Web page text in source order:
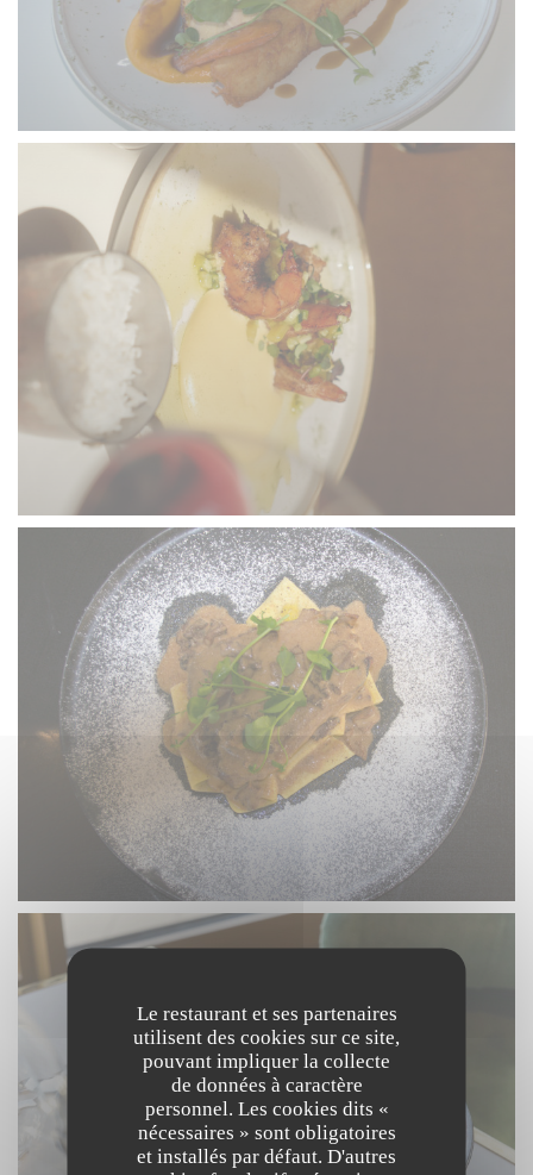
Le restaurant et ses partenaires
utilisent des cookies sur ce site,
pouvant impliquer la collecte
de données à caractère
personnel. Les cookies dits «
nécessaires » sont obligatoires
et installés par défaut. D'autres